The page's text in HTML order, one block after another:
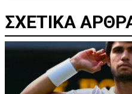
ΣΧΕΤΙΚΑ